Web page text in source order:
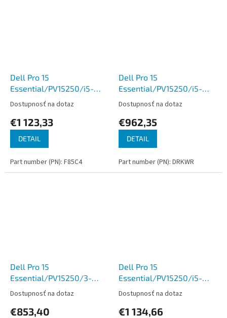
Dell Pro 15
Essential/PV15250/i5-
1334U/15,6''/FHD/16GB/512GB/Intel
int/W11P/Black/3R NBD
Dostupnosť na dotaz
€1 123,33
DETAIL
Part number (PN): F85C4
Dell Pro 15
Essential/PV15250/i5-
1334U/15,6''/FHD/8GB/
int/W11P/Black/3R NBD
Dostupnosť na dotaz
€962,35
DETAIL
Part number (PN): DRKWR
Dell Pro 15
Essential/PV15250/3-
100U/15,6''/FHD/8GB/512GB/Intel
int/W11P/Black/3R NBD
Dostupnosť na dotaz
€853,40
Dell Pro 15
Essential/PV15250/i5-
1334U/15,6''/FHD/16GB/
int/W11H/Black/3R NBD
Dostupnosť na dotaz
€1 134,66